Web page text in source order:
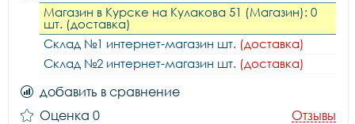
Магазин в Курске на Кулакова 51 (Магазин): 0
шт. (доставка)
Склад №1 интернет-магазин шт. (доставка)
Склад №2 интернет-магазин шт. (доставка)
добавить в сравнение
Оценка 0
Отзывы